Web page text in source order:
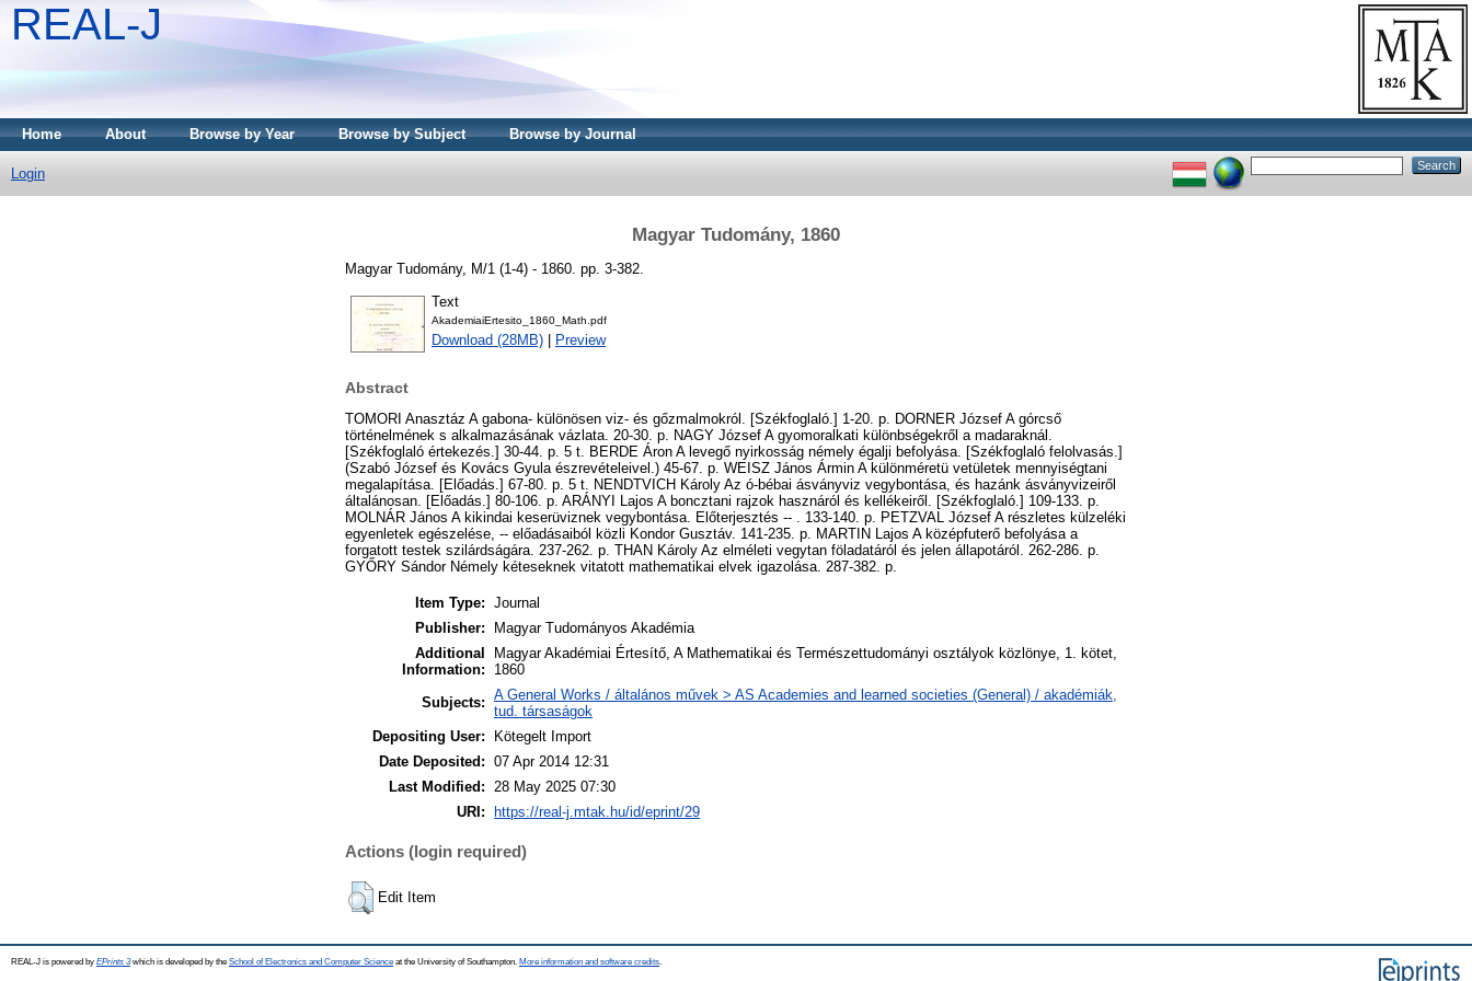
REAL-J
Home About Browse by Year Browse by Subject Browse by Journal
Login
Magyar Tudomány, 1860
Magyar Tudomány, M/1 (1-4) - 1860. pp. 3-382.
Text
AkademiaiErtesito_1860_Math.pdf
Download (28MB) Preview
Abstract
TOMORI Anasztáz A gabona- különösen viz- és gőzmalmokról. [Székfoglaló.] 1-20. p. DORNER József A górcső
történelmének s alkalmazásának vázlata. 20-30. p. NAGY József A gyomoralkati különbségekről a madaraknál.
[Székfoglaló értekezés.] 30-44. p. 5 t. BERDE Áron A levegő nyirkosság némely égalji befolyása. [Székfoglaló felolvasás.]
(Szabó József és Kovács Gyula észrevételeivel.) 45-67. p. WEISZ János Ármin A különméretü vetületek mennyiségtani
megalapítása. [Előadás.] 67-80. p. 5 t. NENDTVICH Károly Az ó-bébai ásványviz vegybontása, és hazánk ásványvizeiről
általánosan. [Előadás.] 80-106. p. ARÁNYI Lajos A boncztani rajzok hasznáról és kellékeiről. [Székfoglaló.] 109-133. p.
MOLNÁR János A kikindai keserüviznek vegybontása. Előterjesztés -- . 133-140. p. PETZVAL József A részletes külzeléki
egyenletek egészelése, -- előadásaiból közli Kondor Gusztáv. 141-235. p. MARTIN Lajos A középfuterő befolyása a
forgatott testek szilárdságára. 237-262. p. THAN Károly Az elméleti vegytan föladatáról és jelen állapotáról. 262-286. p.
GYŐRY Sándor Némely kéteseknek vitatott mathematikai elvek igazolása. 287-382. p.
Item Type: Journal
Publisher:
Magyar Tudományos Akadémia
Additional
Information:
Magyar Akadémiai Értesítő, A Mathematikai és Természettudományi osztályok közlönye, 1. kötet,
1860
Subjects: A General Works / általános művek > AS Academies and learned societies (General) / akadémiák,
tud. társaságok
Depositing User:
Kötegelt Import
Date Deposited: 07 Apr 2014 12:31
Last Modified:
28 May 2025 07:30
URI: https://real-j.mtak.hu/id/eprint/29
Actions (login required)
Edit Item
REAL-J is powered by EPrints 3which is developed by the School of Electronics and Computer Science at the University of Southampton. More information and software credits